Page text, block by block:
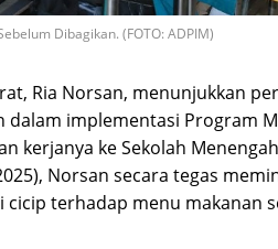
Dibagikan. (FOTO: ADPIM)
Ria Norsan, menunjukkan
implementasi Program
kerjanya ke Sekolah
Norsan secara tegas
terhadap menu makanan